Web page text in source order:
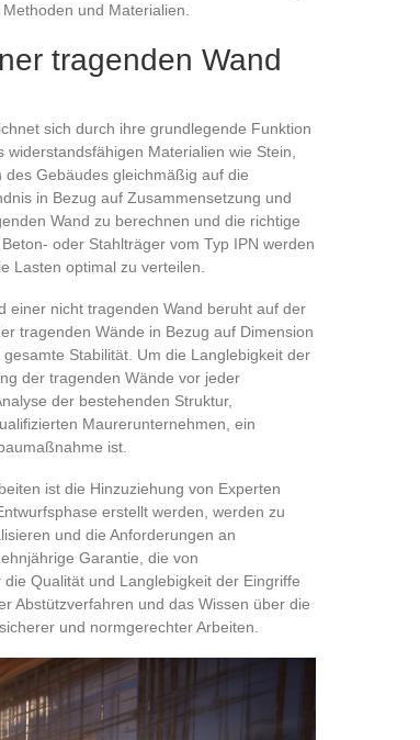
und Materialien.
tragenden Wand
sich durch ihre grundlegende Funktion
Materialien wie Stein,
Gebäudes gleichmäßig auf die
in Bezug auf Zusammensetzung und
Wand zu berechnen und die richtige
oder Stahlträger vom Typ IPN werden
Lasten optimal zu verteilen.
einer nicht tragenden Wand beruht auf der
tragenden Wände in Bezug auf Dimension
Stabilität. Um die Langlebigkeit der
der tragenden Wände vor jeder
der bestehenden Struktur,
Maurerunternehmen, ein
ist.
ist die Hinzuziehung von Experten
erstellt werden, werden zu
und die Anforderungen an
Garantie, die von
Qualität und Langlebigkeit der Eingriffe
Abstützverfahren und das Wissen über die
und normgerechter Arbeiten.